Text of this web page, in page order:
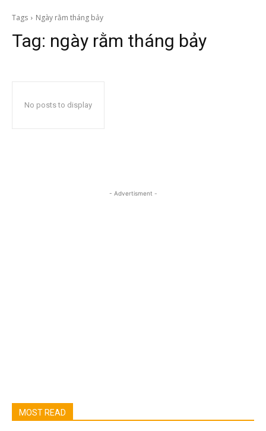
Tags Ngày rằm tháng bảy
Tag: ngày rằm tháng bảy
No posts to display
- Advertisment -
MOST READ